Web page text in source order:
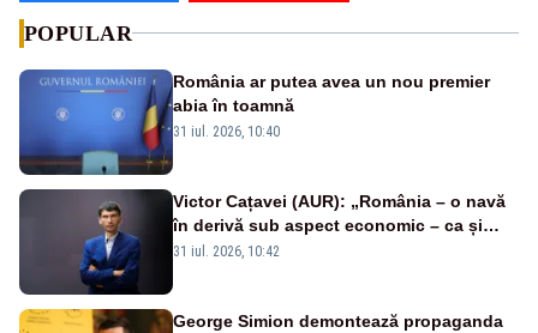
POPULAR
România ar putea avea un nou premier
abia în toamnă
31 iul. 2026, 10:40
Victor Cațavei (AUR): „România – o navă
în derivă sub aspect economic – ca și
rezultat al guvernărilor din ultimii 36 de
31 iul. 2026, 10:42
George Simion demontează propaganda